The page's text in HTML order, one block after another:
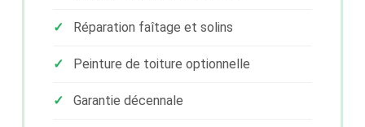
Réparation faîtage et solins
Peinture de toiture optionnelle
Garantie décennale